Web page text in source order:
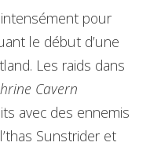
pour
le début d’une
Les raids dans
Cavern
avec des ennemis
Sunstrider et